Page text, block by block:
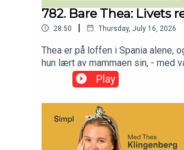
782. Bare Thea: Livets
28:50 | Thursday, July 16, 2026
Thea er på loffen i Spania alene,
hun lært av mammaen sin, - med
Play